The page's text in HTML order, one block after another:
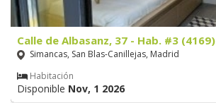
Calle de Albasanz, 37 - Hab. #3 (4169)
Simancas, San Blas-Canillejas, Madrid
Habitación
Disponible Nov, 1 2026